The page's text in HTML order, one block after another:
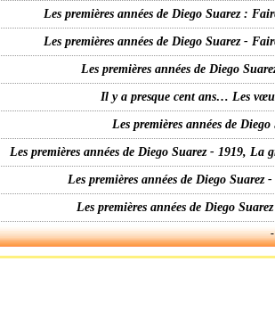
Les premières années de Diego Suarez :
Les premières années de Diego Suarez -
Les premières années de Diego
Il y a presque cent ans… Les
Les premières années de
Les premières années de Diego Suarez - 1919,
Les premières années de Diego
Les premières années de Diego